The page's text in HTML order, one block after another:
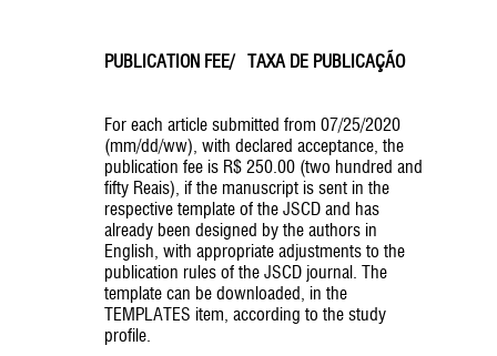
PUBLICATION FEE/ TAXA DE PUBLICAÇÃO
For each article submitted from 07/25/2020
(mm/dd/ww), with declared acceptance, the
publication fee is R$ 250.00 (two hundred and
fifty Reais), if the manuscript is sent in the
respective template of the JSCD and has
already been designed by the authors in
English, with appropriate adjustments to the
publication rules of the JSCD journal. The
template can be downloaded, in the
TEMPLATES item, according to the study
profile.